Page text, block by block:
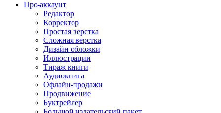
Про-аккаунт
Редактор
Корректор
Простая верстка
Сложная верстка
Дизайн обложки
Иллюстрации
Тираж книги
Аудиокнига
Офлайн-продажи
Продвижение
Буктрейлер
Большой издательский пакет